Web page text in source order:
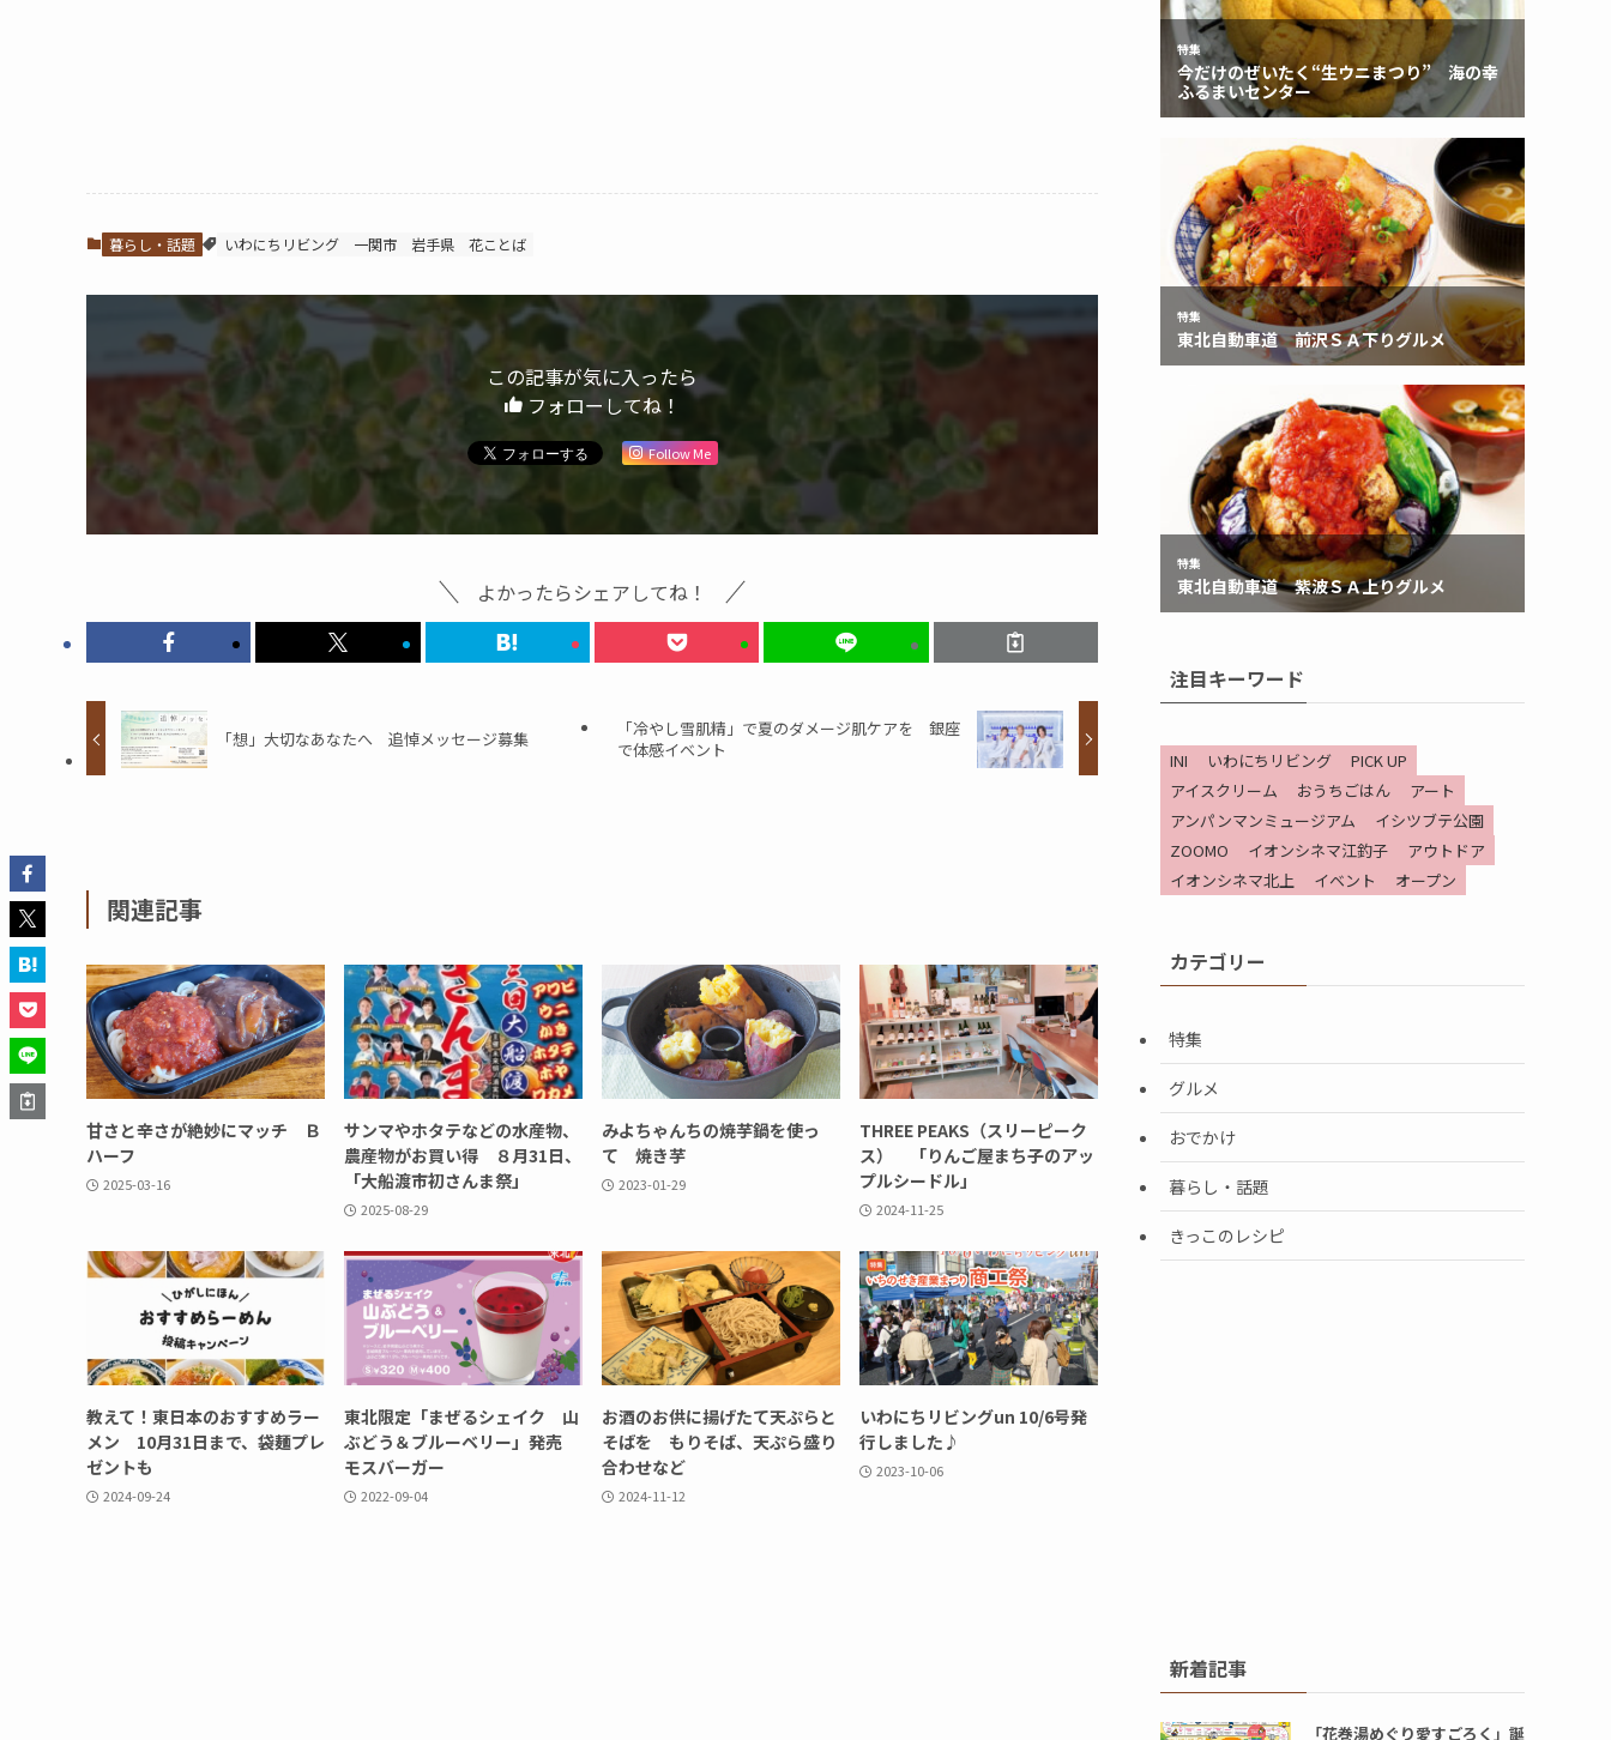
暮らし・話題 いわにちリビング 一関市 岩手県 花ことば
この記事が気に入ったら
フォローしてね！
Follow Me
よかったらシェアしてね！
「想」大切なあなたへ 追悼メッセージ募集
「冷やし雪肌精」で夏のダメージ肌ケアを 銀座
で体感イベント
関連記事
甘さと辛さが絶妙にマッチ Ｂ
ハーフ
2025-03-16
サンマやホタテなどの水産物、
農産物がお買い得 ８月31日、
「大船渡市初さんま祭」
2025-08-29
みよちゃんちの焼芋鍋を使っ
て 焼き芋
2023-01-29
THREE PEAKS（スリーピーク
ス） 「りんご屋まち子のアッ
プルシードル」
2024-11-25
教えて！東日本のおすすめラー
メン 10月31日まで、袋麺プレ
ゼントも
2024-09-24
東北限定「まぜるシェイク 山
ぶどう＆ブルーベリー」発売
モスバーガー
2022-09-04
お酒のお供に揚げたて天ぷらと
そばを もりそば、天ぷら盛り
合わせなど
2024-11-12
いわにちリビングun 10/6号発
行しました♪
2023-10-06
注目キーワード
INI いわにちリビング
PICK UP
アイスクリーム
おうちごはん
アート
アンパンマンミュージアム
イシツブテ公園
ZOOMO
イオンシネマ江釣子
アウトドア
イオンシネマ北上
イベント オープン
カテゴリー
特集
グルメ
おでかけ
暮らし・話題
きっこのレシピ
新着記事
「花巻湯めぐり愛すごろく」誕